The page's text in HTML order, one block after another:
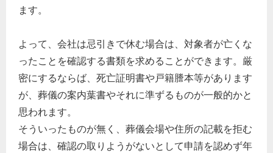
ます。
よって、会社は忌引きで休む場合は、対象者が亡くな
ったことを確認する書類を求めることができます。厳
密にするならば、死亡証明書や戸籍謄本等があります
が、葬儀の案内葉書やそれに準ずるものが一般的かと
思われます。
そういったものが無く、葬儀会場や住所の記載を拒む
場合は、確認の取りようがないとして申請を認めず年